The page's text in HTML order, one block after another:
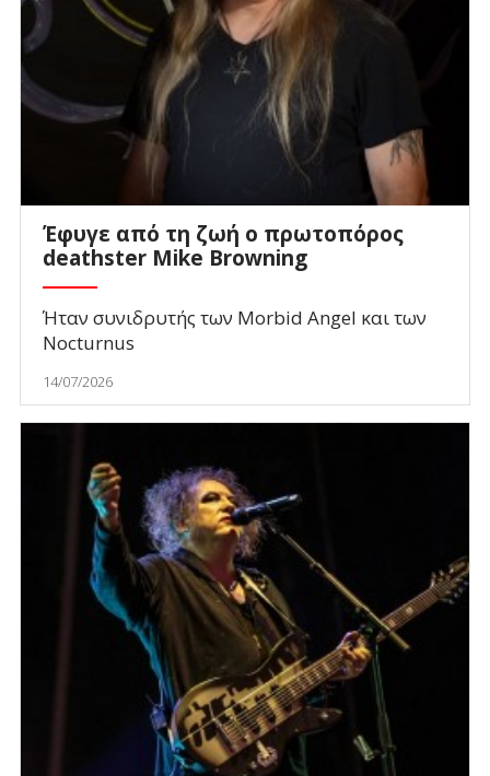
Έφυγε από τη ζωή ο πρωτοπόρος
deathster Mike Browning
Ήταν συνιδρυτής των Morbid Angel και των
Nocturnus
14/07/2026